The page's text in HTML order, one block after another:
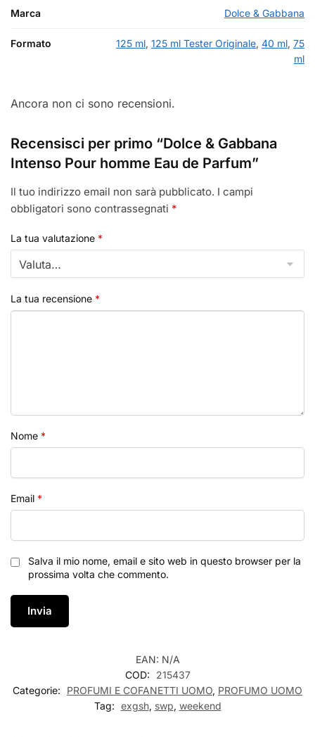
Marca Dolce & Gabbana
Formato 125 ml, 125 ml Tester Originale, 40 ml, 75
ml
Ancora non ci sono recensioni.
Recensisci per primo “Dolce & Gabbana
Intenso Pour homme Eau de Parfum”
Il tuo indirizzo email non sarà pubblicato. I campi
obbligatori sono contrassegnati *
La tua valutazione *
La tua recensione *
Nome *
Email *
Salva il mio nome, email e sito web in questo browser per la
prossima volta che commento.
EAN: N/A
COD:
215437
Categorie:
PROFUMI E COFANETTI UOMO, PROFUMO UOMO
Tag: exgsh, swp, weekend